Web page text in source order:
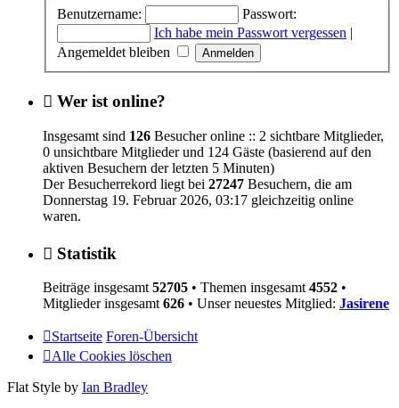
Benutzername:
Passwort:
Ich habe mein Passwort vergessen |
Angemeldet bleiben
Wer ist online?
Insgesamt sind 126 Besucher online :: 2 sichtbare Mitglieder,
0 unsichtbare Mitglieder und 124 Gäste (basierend auf den
aktiven Besuchern der letzten 5 Minuten)
Der Besucherrekord liegt bei 27247 Besuchern, die am
Donnerstag 19. Februar 2026, 03:17 gleichzeitig online
waren.
Statistik
Beiträge insgesamt 52705 • Themen insgesamt 4552 •
Mitglieder insgesamt 626 • Unser neuestes Mitglied: Jasirene
Startseite Foren-Übersicht
Alle Cookies löschen
Flat Style by Ian Bradley